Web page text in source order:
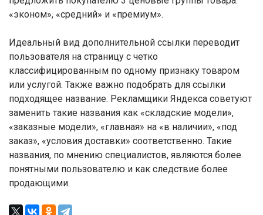
«эконом», «средний» и «премиум».
Идеальный вид дополнительной ссылки переводит
пользователя на страницу с четко
классифицированным по одному признаку товаром
или услугой. Также важно подобрать для ссылки
подходящее название. Рекламщики Яндекса советуют
заменить такие названия как «складские модели»,
«заказные модели», «главная» на «в наличии», «под
заказ», «условия доставки» соответственно. Такие
названия, по мнению специалистов, являются более
понятными пользователю и как следствие более
продающими.